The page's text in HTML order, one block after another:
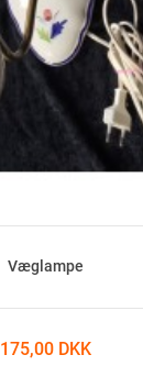
Væglampe
175,00 DKK